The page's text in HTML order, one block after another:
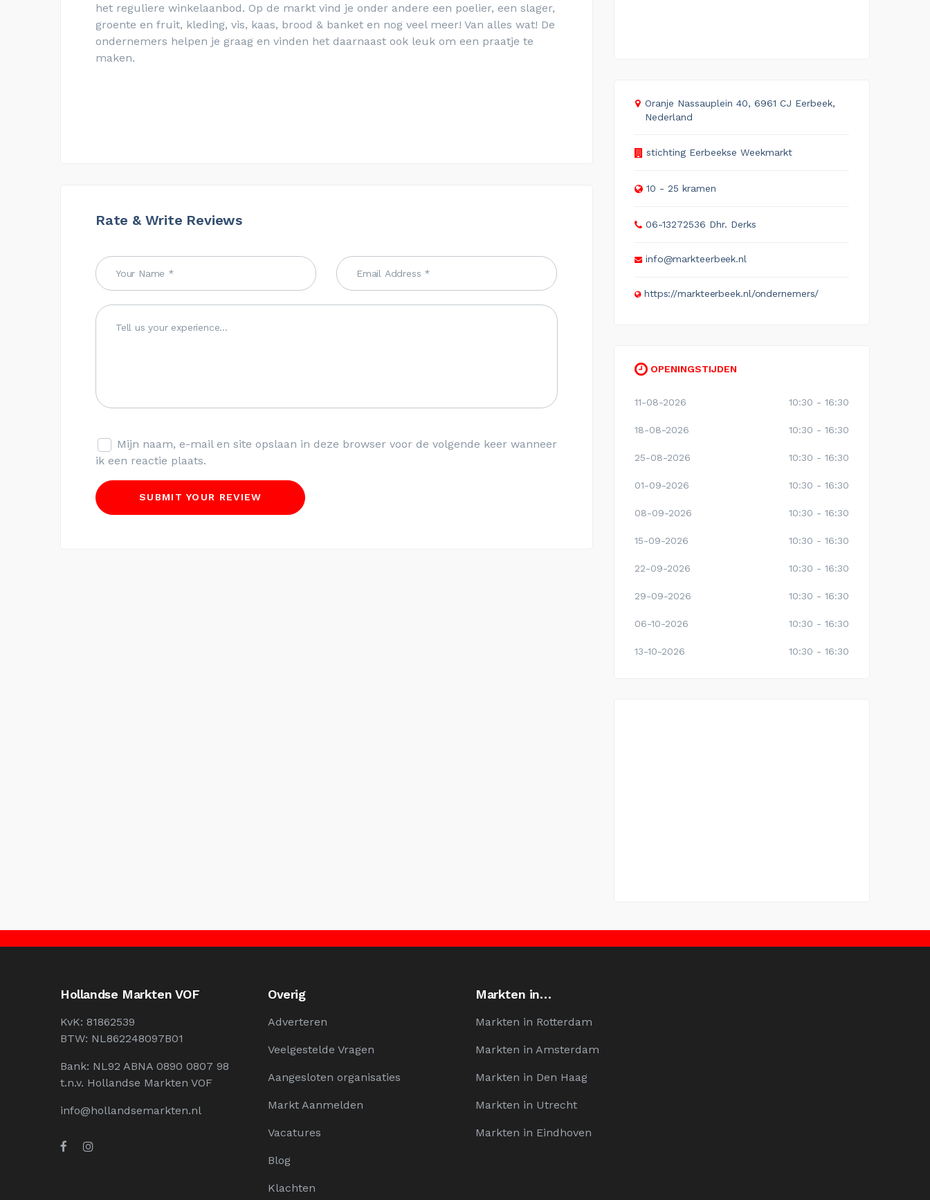
het reguliere winkelaanbod. Op de markt vind je onder andere een poelier, een slager,
groente en fruit, kleding, vis, kaas, brood & banket en nog veel meer! Van alles wat! De
ondernemers helpen je graag en vinden het daarnaast ook leuk om een praatje te
maken.
Rate & Write Reviews
Mijn naam, e-mail en site opslaan in deze browser voor de volgende keer wanneer
ik een reactie plaats.
Oranje Nassauplein 40, 6961 CJ Eerbeek,
Nederland
stichting Eerbeekse Weekmarkt
10 - 25 kramen
06-13272536 Dhr. Derks
info@markteerbeek.nl
https://markteerbeek.nl/ondernemers/
OPENINGSTIJDEN
11-08-2026 10:30 - 16:30
18-08-2026 10:30 - 16:30
25-08-2026 10:30 - 16:30
01-09-2026 10:30 - 16:30
08-09-2026 10:30 - 16:30
15-09-2026 10:30 - 16:30
22-09-2026 10:30 - 16:30
29-09-2026 10:30 - 16:30
06-10-2026 10:30 - 16:30
13-10-2026 10:30 - 16:30
Hollandse Markten VOF
KvK: 81862539
BTW: NL862248097B01
Bank: NL92 ABNA 0890 0807 98
t.n.v. Hollandse Markten VOF
info@hollandsemarkten.nl
Overig
Adverteren
Veelgestelde Vragen
Aangesloten organisaties
Markt Aanmelden
Vacatures
Blog
Klachten
Markten in…
Markten in Rotterdam
Markten in Amsterdam
Markten in Den Haag
Markten in Utrecht
Markten in Eindhoven